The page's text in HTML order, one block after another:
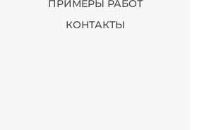
ПРИМЕРЫ РАБОТ
КОНТАКТЫ